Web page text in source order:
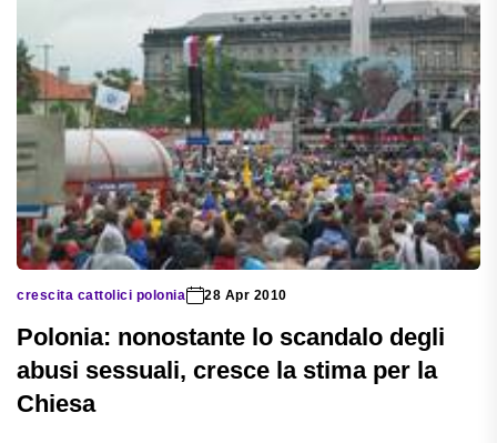
crescita cattolici polonia 28 Apr 2010
Polonia: nonostante lo scandalo degli
abusi sessuali, cresce la stima per la
Chiesa